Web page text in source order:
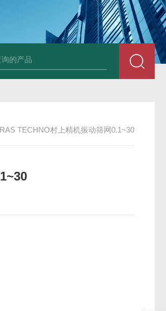
1.3 （with LAN）KIKUSUI菊水直流电源-故障快
TECHNO村上精机振动筛网0.1~30